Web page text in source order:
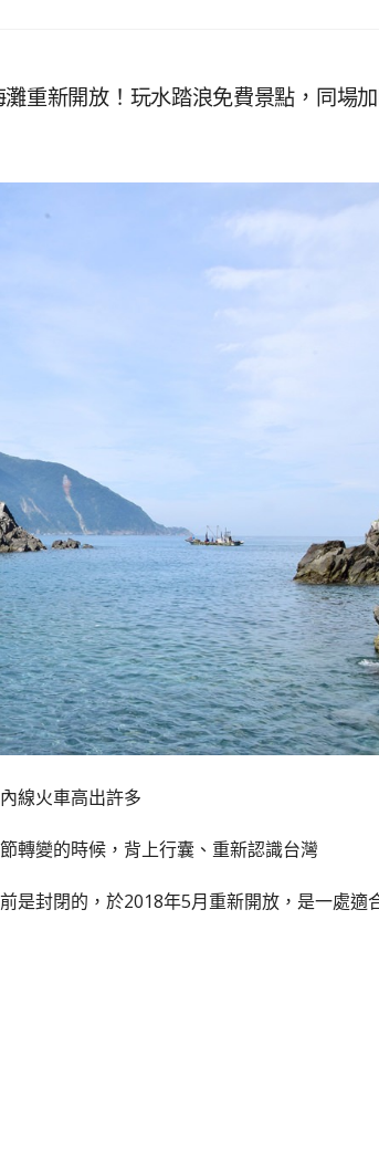
重新開放！玩水踏浪免費景點，同場
線火車高出許多
轉變的時候，背上行囊、重新認識台灣
是封閉的，於2018年5月重新開放，是一處適